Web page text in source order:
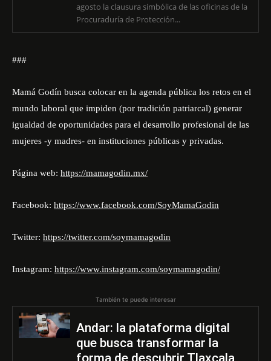
agosto la clausura simbólica de las oficinas de la
Procuraduría de Protección...
###
Mamá Godín busca colocar en la agenda pública los retos en el
mundo laboral que impiden (por tradición patriarcal) generar
igualdad de oportunidades para el desarrollo profesional de las
mujeres -y madres- en instituciones públicas y privadas.
Página web: https://mamagodin.mx/
Facebook: https://www.facebook.com/SoyMamaGodin
Twitter: https://twitter.com/soymamagodin
Instagram: https://www.instagram.com/soymamagodin/
También te puede interesar
Andar: la plataforma digital
que busca transformar la
forma de descubrir Tlaxcala